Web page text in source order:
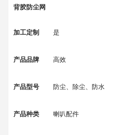
背胶防尘网
加工定制 是
产品品牌 高效
产品型号 防尘、除尘、防水
产品种类 喇叭配件